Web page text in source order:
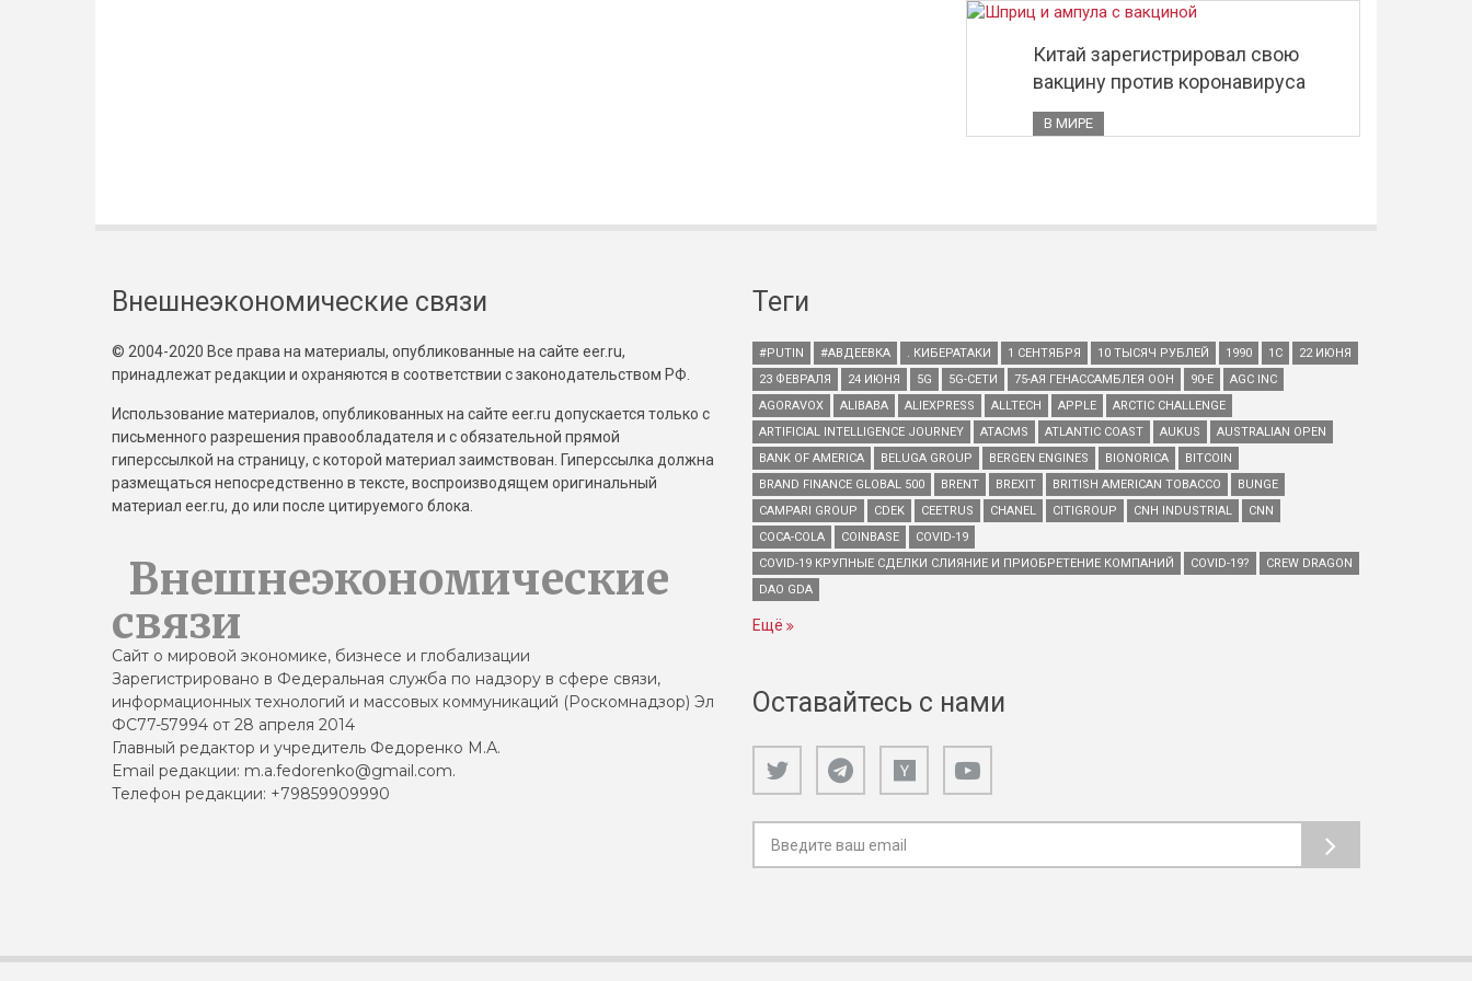
Китай зарегистрировал свою
вакцину против коронавируса
В МИРЕ
Внешнеэкономические связи
© 2004-2020 Все права на материалы, опубликованные на сайте eer.ru,
принадлежат редакции и охраняются в соответствии с законодательством РФ.
Использование материалов, опубликованных на сайте eer.ru допускается только с
письменного разрешения правообладателя и с обязательной прямой
гиперссылкой на страницу, с которой материал заимствован. Гиперссылка должна
размещаться непосредственно в тексте, воспроизводящем оригинальный
материал eer.ru, до или после цитируемого блока.
Внешнеэкономические
связи
Сайт о мировой экономике, бизнесе и глобализации
Зарегистрировано в Федеральная служба по надзору в сфере связи,
информационных технологий и массовых коммуникаций (Роскомнадзор) Эл
ФС77-57994 от 28 апреля 2014
Главный редактор и учредитель Федоренко М.А.
Email редакции: m.a.fedorenko@gmail.com.
Телефон редакции: +79859909990
Теги
#PUTIN #АВДЕЕВКА . КИБЕРАТАКИ 1 СЕНТЯБРЯ 10 ТЫСЯЧ РУБЛЕЙ 1990 1С
22 ИЮНЯ
23 ФЕВРАЛЯ
24 ИЮНЯ 5G 5G-СЕТИ 75-АЯ ГЕНАССАМБЛЕЯ ООН 90-Е
AGC INC
AGORAVOX
ALIBABA ALIEXPRESS ALLTECH APPLE
ARCTIC CHALLENGE
ARTIFICIAL INTELLIGENCE JOURNEY
ATACMS ATLANTIC COAST AUKUS
AUSTRALIAN OPEN
BANK OF AMERICA
BELUGA GROUP BERGEN ENGINES BIONORICA
BITCOIN
BRAND FINANCE GLOBAL 500
BRENT BREXIT BRITISH AMERICAN TOBACCO
BUNGE
CAMPARI GROUP
CDEK CEETRUS CHANEL CITIGROUP CNH INDUSTRIAL
CNN
COCA-COLA
COINBASE
COVID-19
COVID-19 КРУПНЫЕ СДЕЛКИ СЛИЯНИЕ И ПРИОБРЕТЕНИЕ КОМПАНИЙ
COVID-19?
CREW DRAGON
DAO GDA
Ещё
Оставайтесь с нами